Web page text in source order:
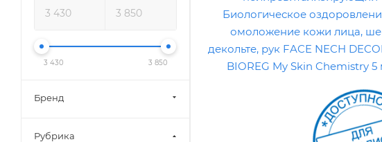
3 430 3 850
Бренд
Рубрика